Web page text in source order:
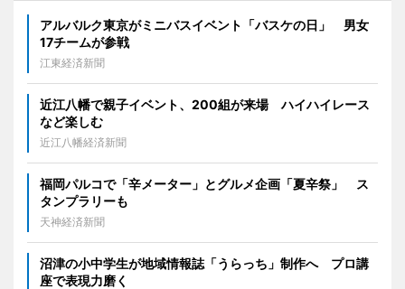
アルバルク東京がミニバスイベント「バスケの日」 男女
17チームが参戦
江東経済新聞
近江八幡で親子イベント、200組が来場 ハイハイレース
など楽しむ
近江八幡経済新聞
福岡パルコで「辛メーター」とグルメ企画「夏辛祭」 ス
タンプラリーも
天神経済新聞
沼津の小中学生が地域情報誌「うらっち」制作へ プロ講
座で表現力磨く